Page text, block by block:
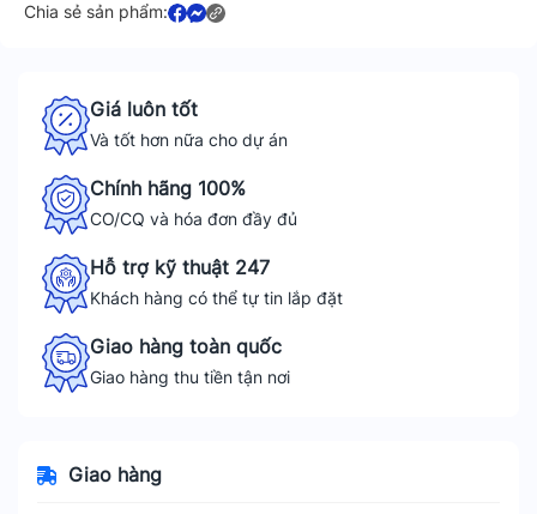
Chia sẻ sản phẩm:
Giá luôn tốt
Và tốt hơn nữa cho dự án
Chính hãng 100%
CO/CQ và hóa đơn đầy đủ
Hỗ trợ kỹ thuật 247
Khách hàng có thể tự tin lắp đặt
Giao hàng toàn quốc
Giao hàng thu tiền tận nơi
Giao hàng